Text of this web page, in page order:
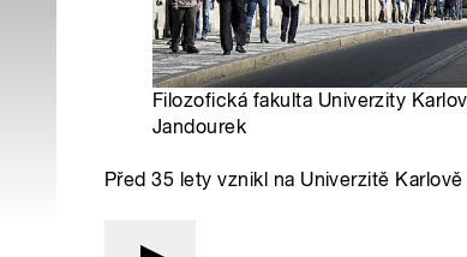
Filozofická fakulta Univerzity
Jandourek
Před 35 lety vznikl na Univerzitě